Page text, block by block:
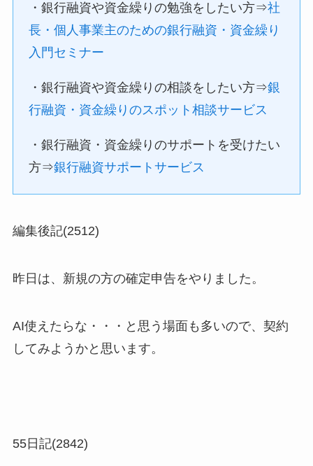
・銀行融資や資金繰りの勉強をしたい方⇒社
長・個人事業主のための銀行融資・資金繰り
入門セミナー
・銀行融資や資金繰りの相談をしたい方⇒銀
行融資・資金繰りのスポット相談サービス
・銀行融資・資金繰りのサポートを受けたい
方⇒銀行融資サポートサービス
編集後記(2512)
昨日は、新規の方の確定申告をやりました。
AI使えたらな・・・と思う場面も多いので、契約
してみようかと思います。
55日記(2842)